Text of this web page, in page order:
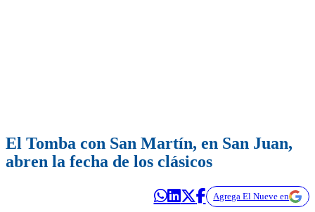
El Tomba con San Martín, en San Juan,
abren la fecha de los clásicos
Agrega El Nueve en